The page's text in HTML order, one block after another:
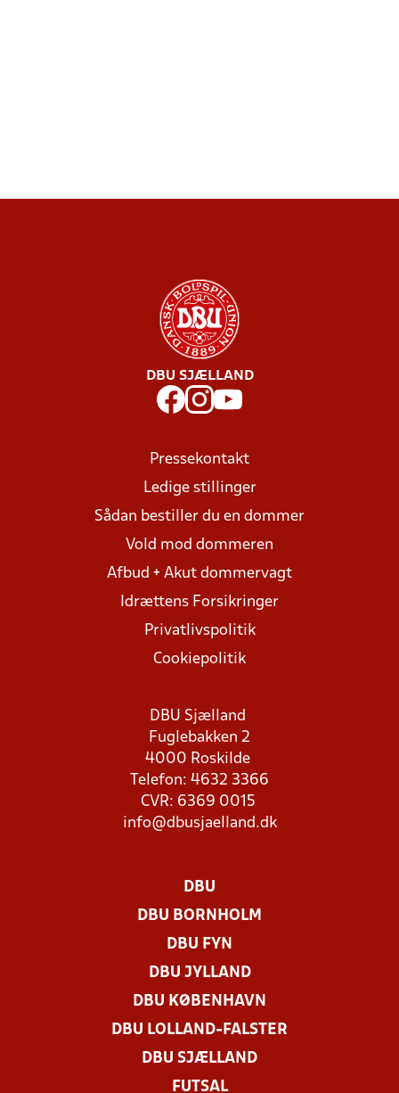
DBU SJÆLLAND
Pressekontakt
Ledige stillinger
Sådan bestiller du en dommer
Vold mod dommeren
Afbud + Akut dommervagt
Idrættens Forsikringer
Privatlivspolitik
Cookiepolitik
DBU Sjælland
Fuglebakken 2
4000 Roskilde
Telefon: 4632 3366
CVR: 6369 0015
info@dbusjaelland.dk
DBU
DBU BORNHOLM
DBU FYN
DBU JYLLAND
DBU KØBENHAVN
DBU LOLLAND-FALSTER
DBU SJÆLLAND
FUTSAL